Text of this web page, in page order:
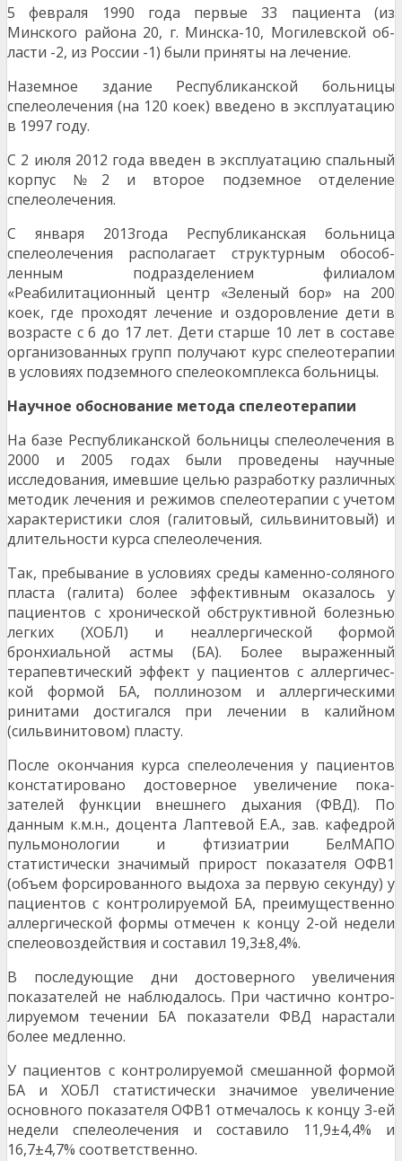
5 февраля 1990 года первые 33 пациента (из
Минского района 20, г. Минска-10, Могилевской об­
ласти -2, из России -1) были приняты на лечение.
Наземное здание Республиканской больницы
спелеолечения (на 120 коек) введено в эксплуатацию
в 1997 году.
С 2 июля 2012 года введен в эксплуатацию спальный
корпус №2 и второе подземное отделение
спелеолечения.
С января 2013года Республиканская больница
спелеолечения располагает структурным обособ­
ленным подразделением филиалом
«Реабилитационный центр «Зеленый бор» на 200
коек, где проходят лечение и оздоровление дети в
возрасте с 6 до 17 лет. Дети старше 10 лет в составе
ор­ганизованных групп получают курс спелеотерапии
в условиях подземного спелеокомплекса боль­ницы.
Научное обоснование метода спелеотерапии
На базе Республиканской больницы спелеолечения в
2000 и 2005 годах были проведены научные
исследования, имевшие целью разработку различных
методик лечения и режимов спелеотерапии с учетом
характеристики слоя (галитовый, сильвинитовый) и
длительности курса спелеолечения.
Так, пребывание в условиях среды каменно-соляного
пласта (галита) более эффективным оказа­лось у
пациентов с хронической обструктивной болезнью
легких (ХОБЛ) и неаллергической формой
бронхиальной астмы (БА). Более выраженный
терапевтический эффект у пациентов с аллергичес­
кой формой БА, поллинозом и аллергическими
ринитами достигался при лечении в калийном
(сильвинитовом) пласту.
После окончания курса спелеолечения у пациентов
констатировано достоверное увеличение пока­
зателей функции внешнего дыхания (ФВД). По
данным к.м.н., доцента Лаптевой Е.А., зав. кафедрой
пульмонологии и фтизиатрии БелМАПО
статистически значимый прирост показателя ОФВ1
(объем форсированного выдоха за первую секунду) у
пациентов с контролируемой БА, преимущественно
аллергической формы отмечен к концу 2-ой недели
спелеовоздействия и составил 19,3±8,4%.
В последующие дни достоверного увеличения
показателей не наблюдалось. При частично контро­
лируемом течении БА показатели ФВД нарастали
более медленно.
У пациентов с контролируемой смешанной формой
БА и ХОБЛ статистически значимое увеличение
основного показателя ОФВ1 отмечалось к концу 3-ей
недели спелеолечения и составило 11,9±4,4% и
16,7±4,7% соответственно.